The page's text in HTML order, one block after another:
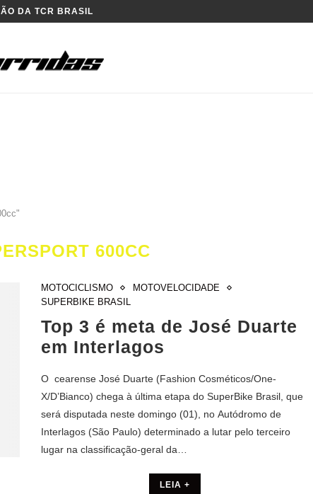
DA TCR BRASIL
600CC
MOTOCICLISMO
MOTOVELOCIDADE
SUPERBIKE BRASIL
Top 3 é meta de José Duarte
em Interlagos
O cearense José Duarte (Fashion Cosméticos/One-
X/D’Bianco) chega à última etapa do SuperBike Brasil, que
será disputada neste domingo (01), no Autódromo de
Interlagos (São Paulo) determinado a lutar pelo terceiro
lugar na classificação-geral da…
LEIA +